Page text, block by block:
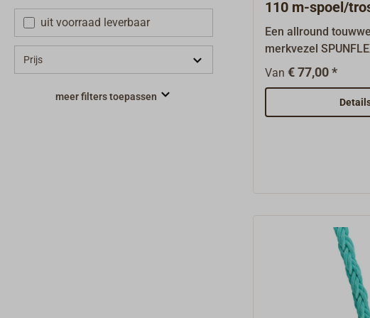
uit voorraad leverbaar
Prijs
meer filters toepassen
110 m-spoel/
Een allround
merkvezel
voor traditionele
gaffelzeilers. Het
voormalige Deense
ROBLON
UV-bestendig.Het
stevig geslagen,
en ziet eruit als touw
Manillahennep. Het
bovendien,
Van € 77,00 *